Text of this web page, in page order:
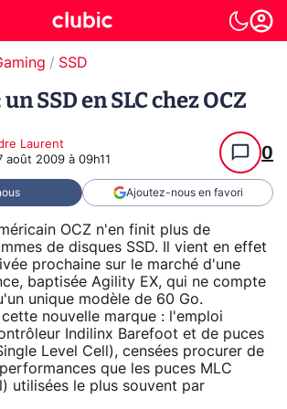
SSD
SSD en SLC chez OCZ
Laurent
août 2009 à 09h11 0
Ajoutez-nous en favori
OCZ n'en finit plus de
de disques SSD. Il vient en effet
prochaine sur le marché d'une
baptisée Agility EX, qui ne compte
unique modèle de 60 Go.
nouvelle marque : l'emploi
Indilinx Barefoot et de puces
Level Cell), censées procurer de
que les puces MLC
utilisées le plus souvent par